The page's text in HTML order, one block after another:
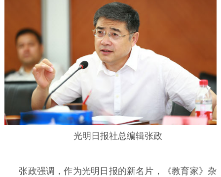
光明日报社总编辑张政
张政强调，作为光明日报的新名片，《教育家》杂